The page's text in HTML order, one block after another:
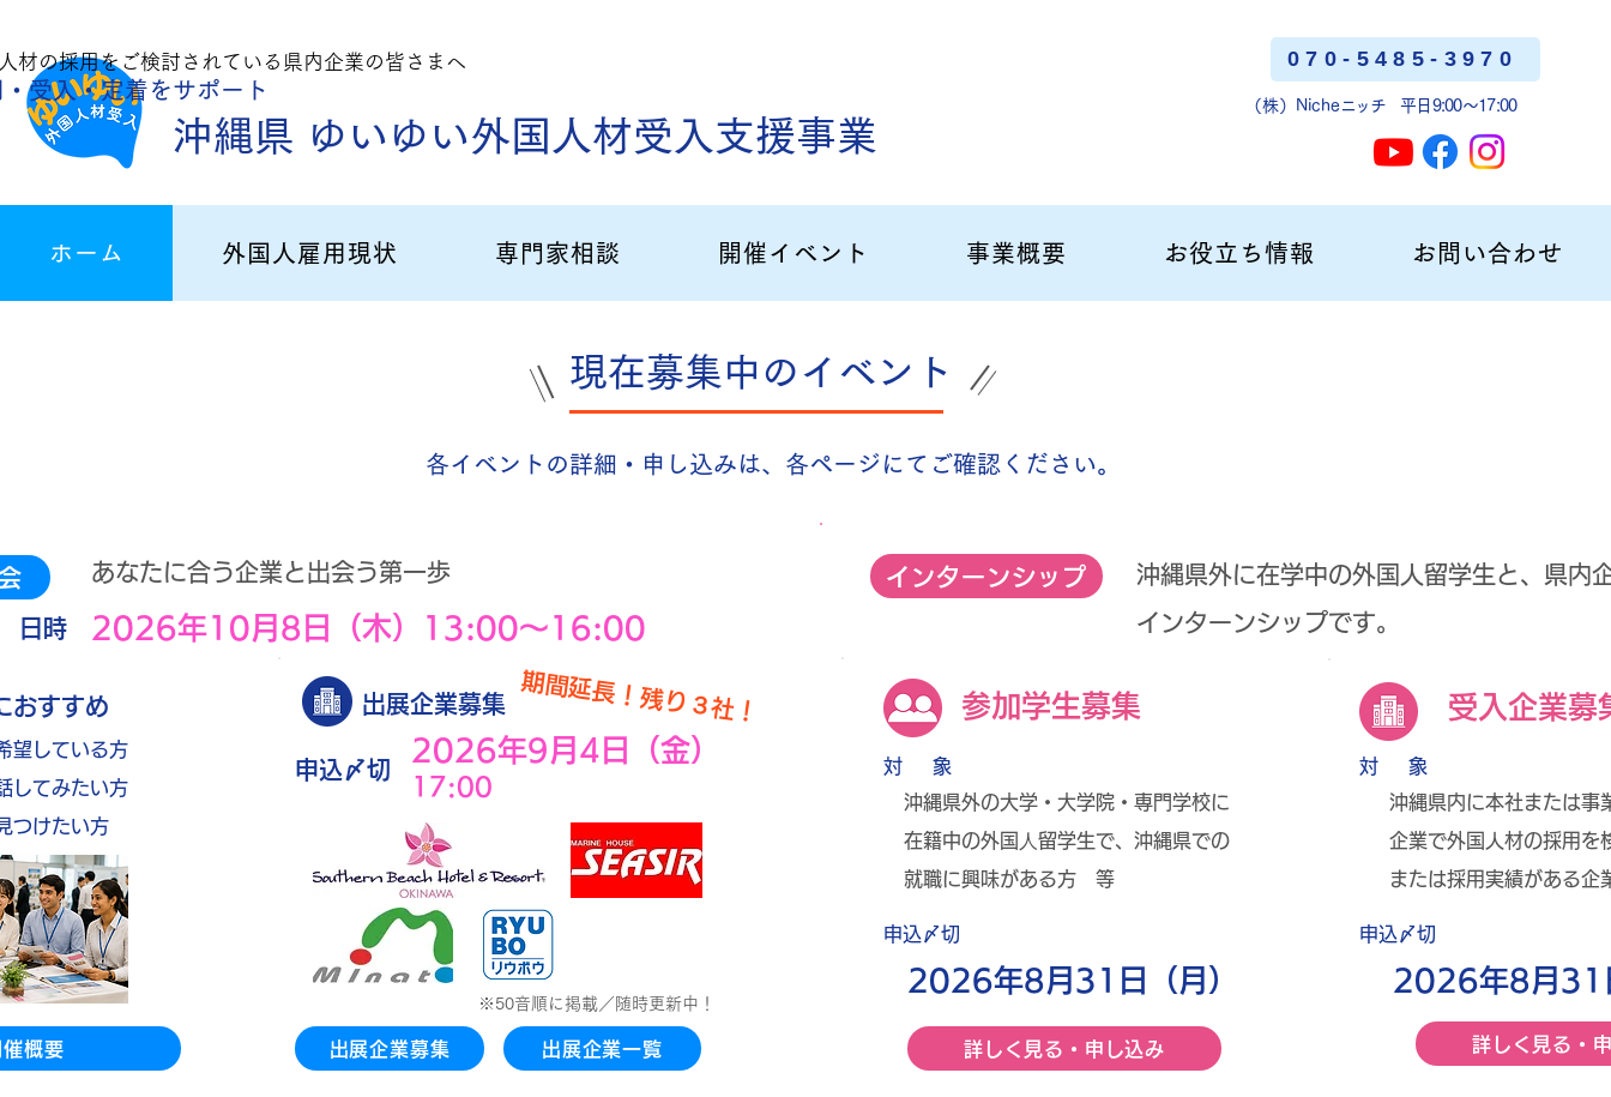
沖縄県 ゆいゆい外国人材受入支援事業
070-5485-3970
（株）Nicheニッチ 平日9:00〜17:00
材の採用をご検討されている県内企業の皆さまへ
受入・定着 をサポート
ホーム 外国人雇用現状 専門家相談 開催イベント 事業概要 お役立ち情報 お問い合わせ
現在募集中のイベント
各イベントの詳細・申し込みは、各ページにてご確認ください。
あなたに合う企業と出会う第一歩
2026年10月8日（木）13:00〜16:00
おすすめ
望している方
してみたい方
つけたい方
催概要
出展企業募集 期間延長！残り３社！
申込〆切
2026年9月4日（金）
17:00
※50音順に掲載／随時更新中！
出展企業募集 出展企業一覧
​日時
インターンシップ
沖縄県外に在学中の外国人留学生と、県内
インターンシップです。
参加学生募集
対 象
沖縄県外の大学・大学院・専門学校に
在籍中の外国⼈留学生で、沖縄県での
就職に興味がある方 等
​申込〆切
2026年8月31日（月）
詳しく見る・申し込み
受入企業募
対 象
沖縄県内に本社または事
企業で外国人材の採用を
または採用実績がある企
​申込〆切
2026年8月31
詳しく見る・